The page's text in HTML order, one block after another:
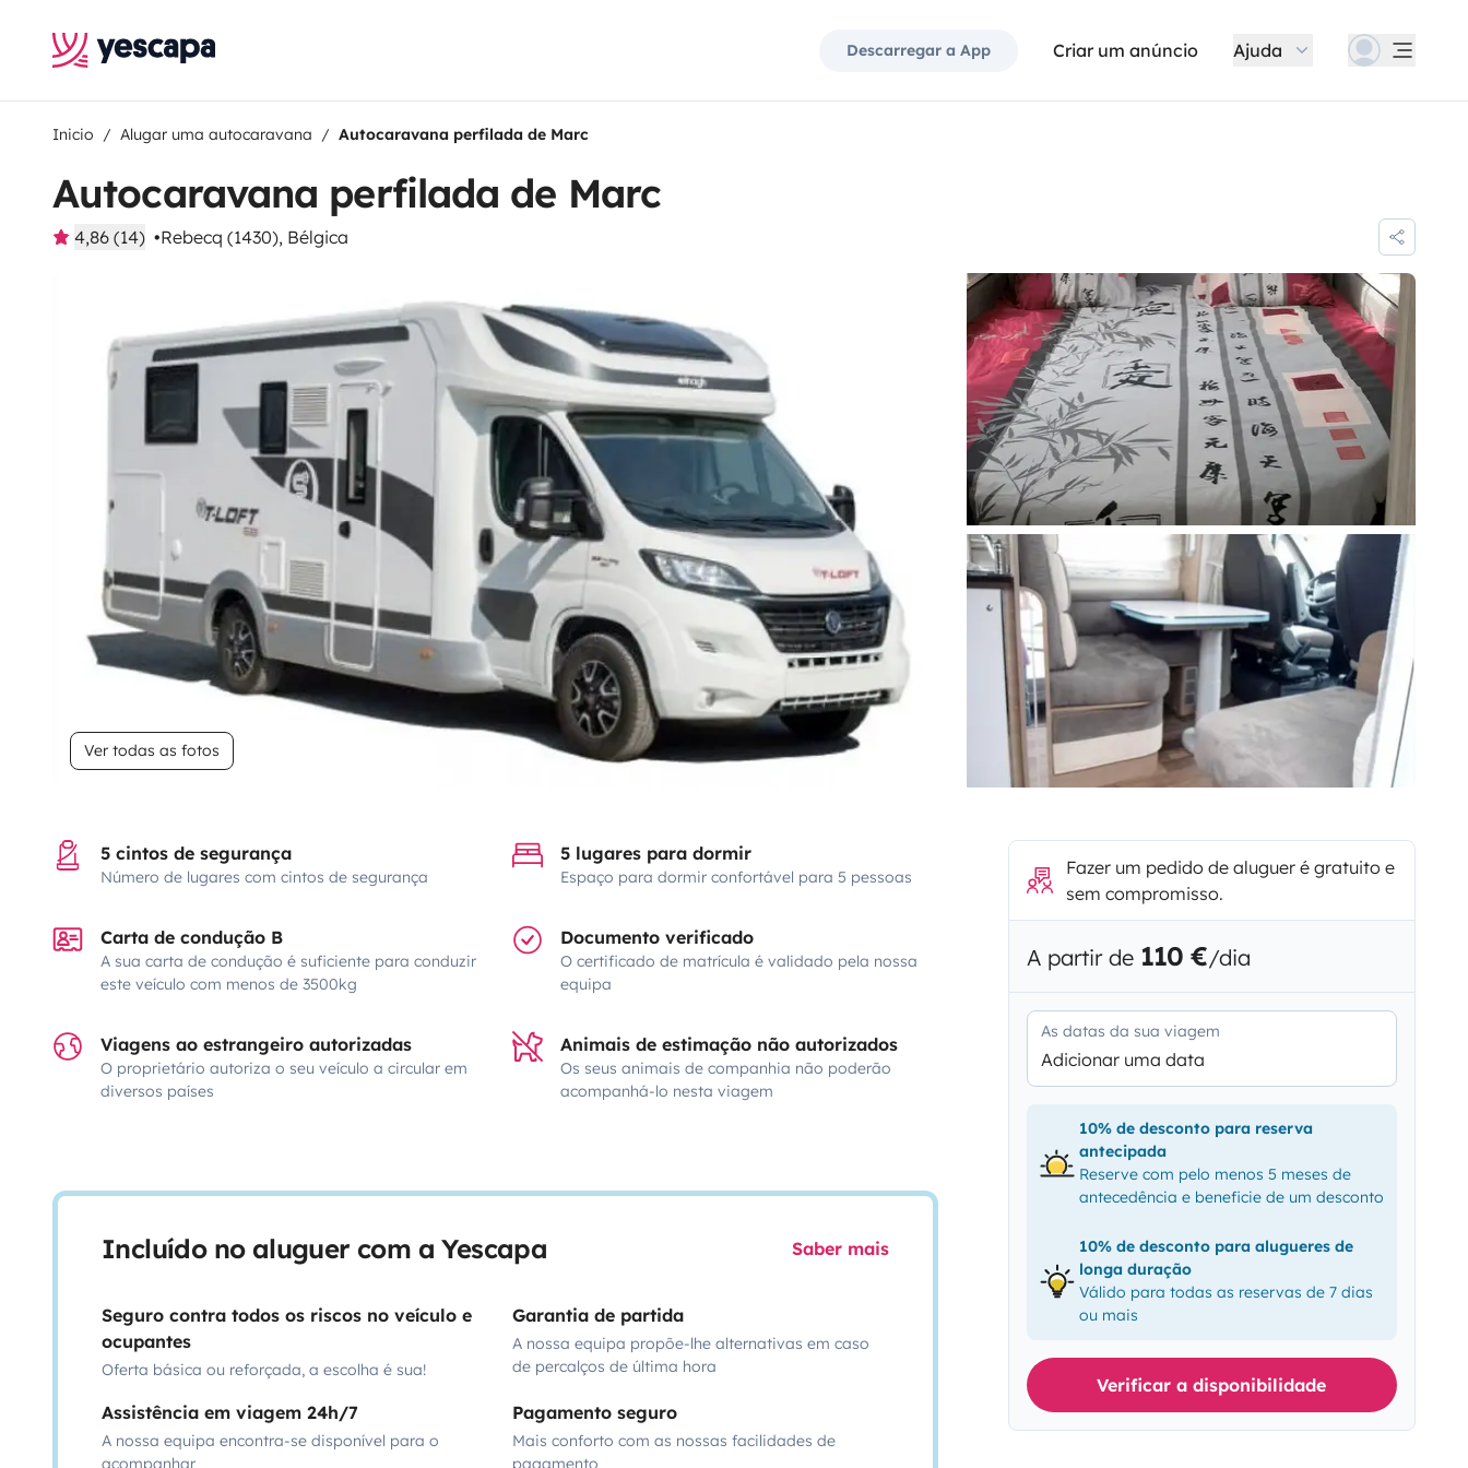
Descarregar a App Criar um anúncio Ajuda
Inicio Alugar uma autocaravana Autocaravana perfilada de Marc
Autocaravana perfilada de Marc
4,86 (14) Rebecq (1430), Bélgica
Ver todas as fotos
5 cintos de segurança
Número de lugares com cintos de segurança
5 lugares para dormir
Espaço para dormir confortável para 5 pessoas
Carta de condução B
A sua carta de condução é suficiente para conduzir
este veículo com menos de 3500kg
Documento verificado
O certificado de matrícula é validado pela nossa
equipa
Viagens ao estrangeiro autorizadas
O proprietário autoriza o seu veículo a circular em
diversos países
Animais de estimação não autorizados
Os seus animais de companhia não poderão
acompanhá-lo nesta viagem
Incluído no aluguer com a Yescapa Saber mais
Seguro contra todos os riscos no veículo e
ocupantes
Oferta básica ou reforçada, a escolha é sua!
Garantia de partida
A nossa equipa propõe-lhe alternativas em caso
de percalços de última hora
Assistência em viagem 24h/7
A nossa equipa encontra-se disponível para o
acompanhar
Pagamento seguro
Mais conforto com as nossas facilidades de
pagamento
Fazer um pedido de aluguer é gratuito e
sem compromisso.
A partir de 110 €/dia
As datas da sua viagem
Adicionar uma data
10% de desconto para reserva
antecipada
Reserve com pelo menos 5 meses de
antecedência e beneficie de um desconto
10% de desconto para alugueres de
longa duração
Válido para todas as reservas de 7 dias
ou mais
Verificar a disponibilidade